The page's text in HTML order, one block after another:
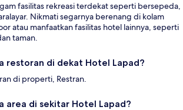
fasilitas rekreasi terdekat seperti bersepeda,
Nikmati segarnya berenang di kolam
atau manfaatkan fasilitas hotel lainnya, seperti
taman.
restoran di dekat Hotel Lapad?
di properti, Restran.
area di sekitar Hotel Lapad?